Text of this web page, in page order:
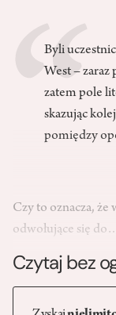
Byli
West –
zatem pole
skazując
pomiędzy
Czy to oznacza, że
odwołujące się
Czytaj bez